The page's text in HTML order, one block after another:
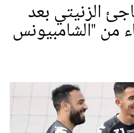
الزنيتي بعد
من "الشامبيونس